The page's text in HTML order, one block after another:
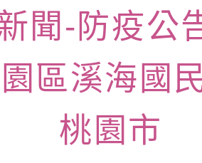
內容與教學軟體
陸委員會函釋公
赴陸應申請許可
研究院辦理「
8月22日(星期六
聞-防疫公
區溪海國
桃園市